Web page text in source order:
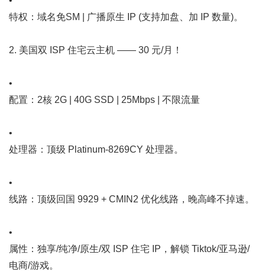
特权：域名免SM | 广播原生 IP (支持加盘、加 IP 数量)。
2. 美国双 ISP 住宅云主机 —— 30 元/月！
•
配置：2核 2G | 40G SSD | 25Mbps | 不限流量
•
处理器：顶级 Platinum-8269CY 处理器。
•
线路：顶级回国 9929 + CMIN2 优化线路，晚高峰不掉速。
•
属性：独享/纯净/原生/双 ISP 住宅 IP，解锁 Tiktok/亚马逊/
电商/游戏。